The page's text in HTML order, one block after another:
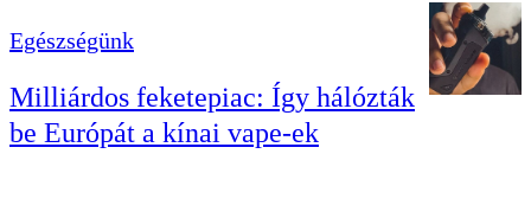
Egészségünk
Milliárdos feketepiac: Így hálózták
be Európát a kínai vape-ek